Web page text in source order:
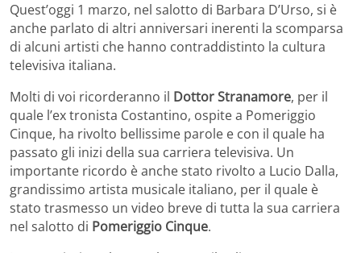
Quest’oggi 1 marzo, nel salotto di Barbara D’Urso, si è
anche parlato di altri anniversari inerenti la scomparsa
di alcuni artisti che hanno contraddistinto la cultura
televisiva italiana.
Molti di voi ricorderanno il Dottor Stranamore, per il
quale l’ex tronista Costantino, ospite a Pomeriggio
Cinque, ha rivolto bellissime parole e con il quale ha
passato gli inizi della sua carriera televisiva. Un
importante ricordo è anche stato rivolto a Lucio Dalla,
grandissimo artista musicale italiano, per il quale è
stato trasmesso un video breve di tutta la sua carriera
nel salotto di Pomeriggio Cinque.